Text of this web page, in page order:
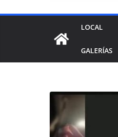
LOCAL
GALERÍAS